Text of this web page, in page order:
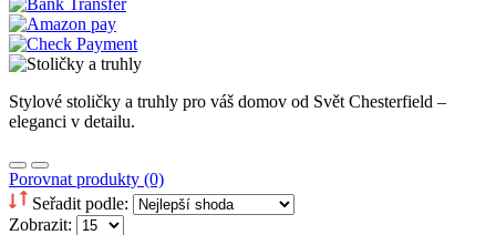
Stylové stoličky a truhly pro váš domov od Svět Chesterfield –
eleganci v detailu.
Porovnat produkty (0)
Seřadit podle:
Zobrazit: